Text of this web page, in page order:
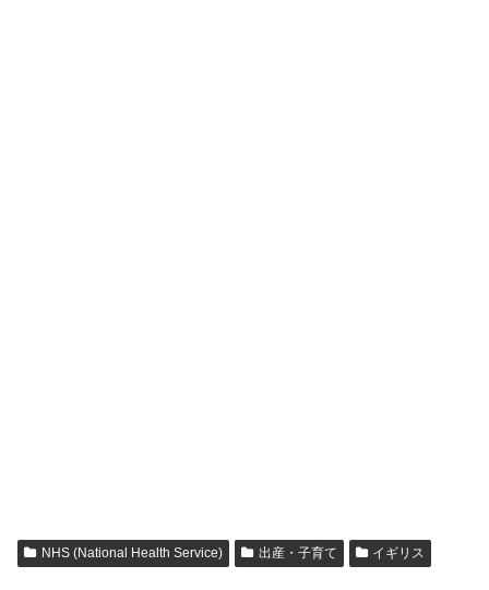
NHS (National Health Service) 出産・子育て イギリス